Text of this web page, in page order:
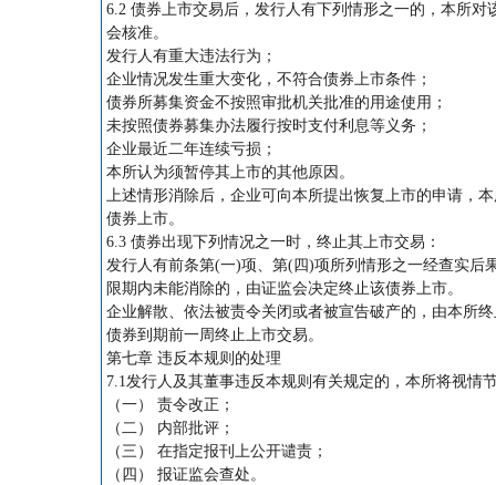
6.2 债券上市交易后，发行人有下列情形之一的，本所
会核准。
发行人有重大违法行为；
企业情况发生重大变化，不符合债券上市条件；
债券所募集资金不按照审批机关批准的用途使用；
未按照债券募集办法履行按时支付利息等义务；
企业最近二年连续亏损；
本所认为须暂停其上市的其他原因。
上述情形消除后，企业可向本所提出恢复上市的申请，
债券上市。
6.3 债券出现下列情况之一时，终止其上市交易：
发行人有前条第(一)项、第(四)项所列情形之一经查实
限期内未能消除的，由证监会决定终止该债券上市。
企业解散、依法被责令关闭或者被宣告破产的，由本所
债券到期前一周终止上市交易。
第七章 违反本规则的处理
7.1发行人及其董事违反本规则有关规定的，本所将视情
（一） 责令改正；
（二） 内部批评；
（三） 在指定报刊上公开谴责；
（四） 报证监会查处。